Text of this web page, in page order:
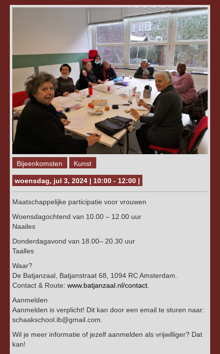
Bijeenkomsten Kunst
woensdag, jul 3, 2024 | 10:00 - 12:00 |
Maatschappelijke participatie voor vrouwen
Woensdagochtend van 10.00 – 12.00 uur
Naailes
Donderdagavond van 18.00– 20.30 uur
Taalles
Waar?
De Batjanzaal, Batjanstraat 68, 1094 RC Amsterdam.
Contact & Route: www.batjanzaal.nl/contact
Aanmelden
Aanmelden is verplicht! Dit kan door een email te sturen naar:
schaakschool.ib@gmail.com.
Wil je meer informatie of jezelf aanmelden als vrijwilliger? Dat
kan!